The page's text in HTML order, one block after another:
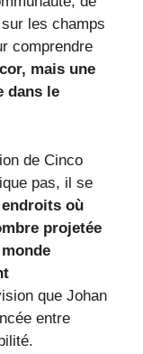
les champs
comprendre
mais une
dans le
de Cinco
pas, il se
où
projetée
que Johan
entre